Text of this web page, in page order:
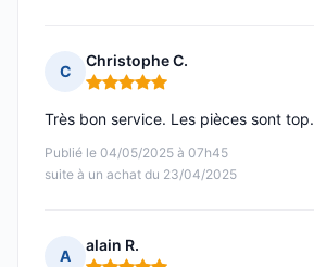
C
Christophe C.
Note : 5 sur 5
Publié le 04/05/2025 à 07h45
suite à un achat du 23/04/2025
Très bon service. Les pièces sont top.
A
alain R.